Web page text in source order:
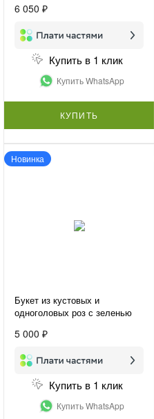
6 050 ₽
Купить в 1 клик
Купить WhatsApp
КУПИТЬ
Новинка
Букет из кустовых и
одноголовых роз с зеленью
5 000 ₽
Купить в 1 клик
Купить WhatsApp